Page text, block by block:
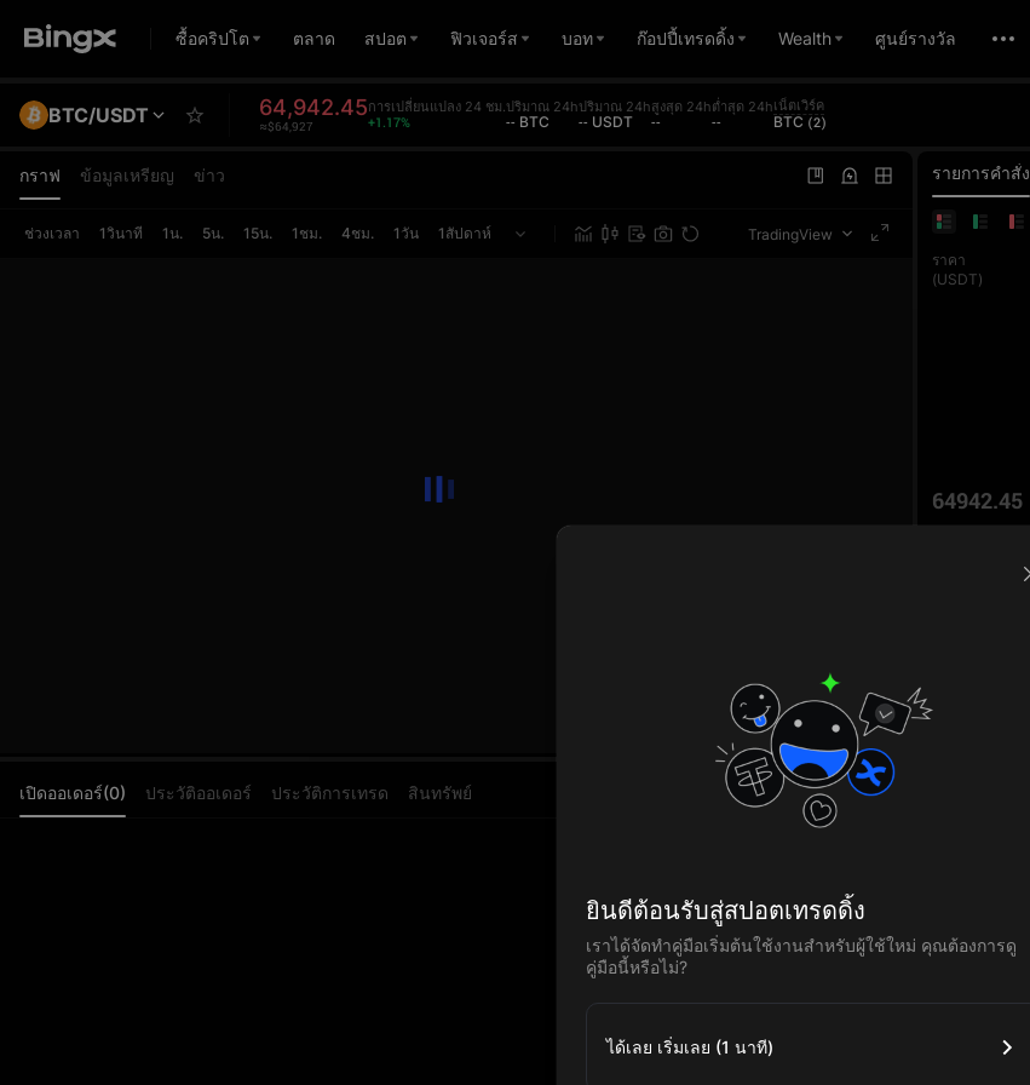
ซื้อคริปโต ตลาด สปอต ฟิวเจอร์ส บอท ก๊อปปี้เทรดดิ้ง Wealth ศูนย์รางวัล
BTC/USDT 64,942.45
≈$64,927
การเปลี่ยนแปลง 24 ชม.
+1.17%
ปริมาณ 24h
-- BTC
ปริมาณ 24h
-- USDT
สูงสุด 24h
--
ต่ำสุด 24h
--
เน็ตเวิร์ค
BTC (2)
กราฟ ข้อมูลเหรียญ ข่าว
ช่วงเวลา 1วินาที 1น. 5น. 15น. 1ชม. 4ชม. 1วัน 1สัปดาห์ TradingView
รายการคำสั่ง
ราคา
(USDT)
64942.45
เปิดออเดอร์(0) ประวัติออเดอร์ ประวัติการเทรด สินทรัพย์
ยินดีต้อนรับสู่สปอตเทรดดิ้ง
เราได้จัดทำคู่มือเริ่มต้นใช้งานสำหรับผู้ใช้ใหม่ คุณต้องการดู
คู่มือนี้หรือไม่?
ได้เลย เริ่มเลย (1 นาที)